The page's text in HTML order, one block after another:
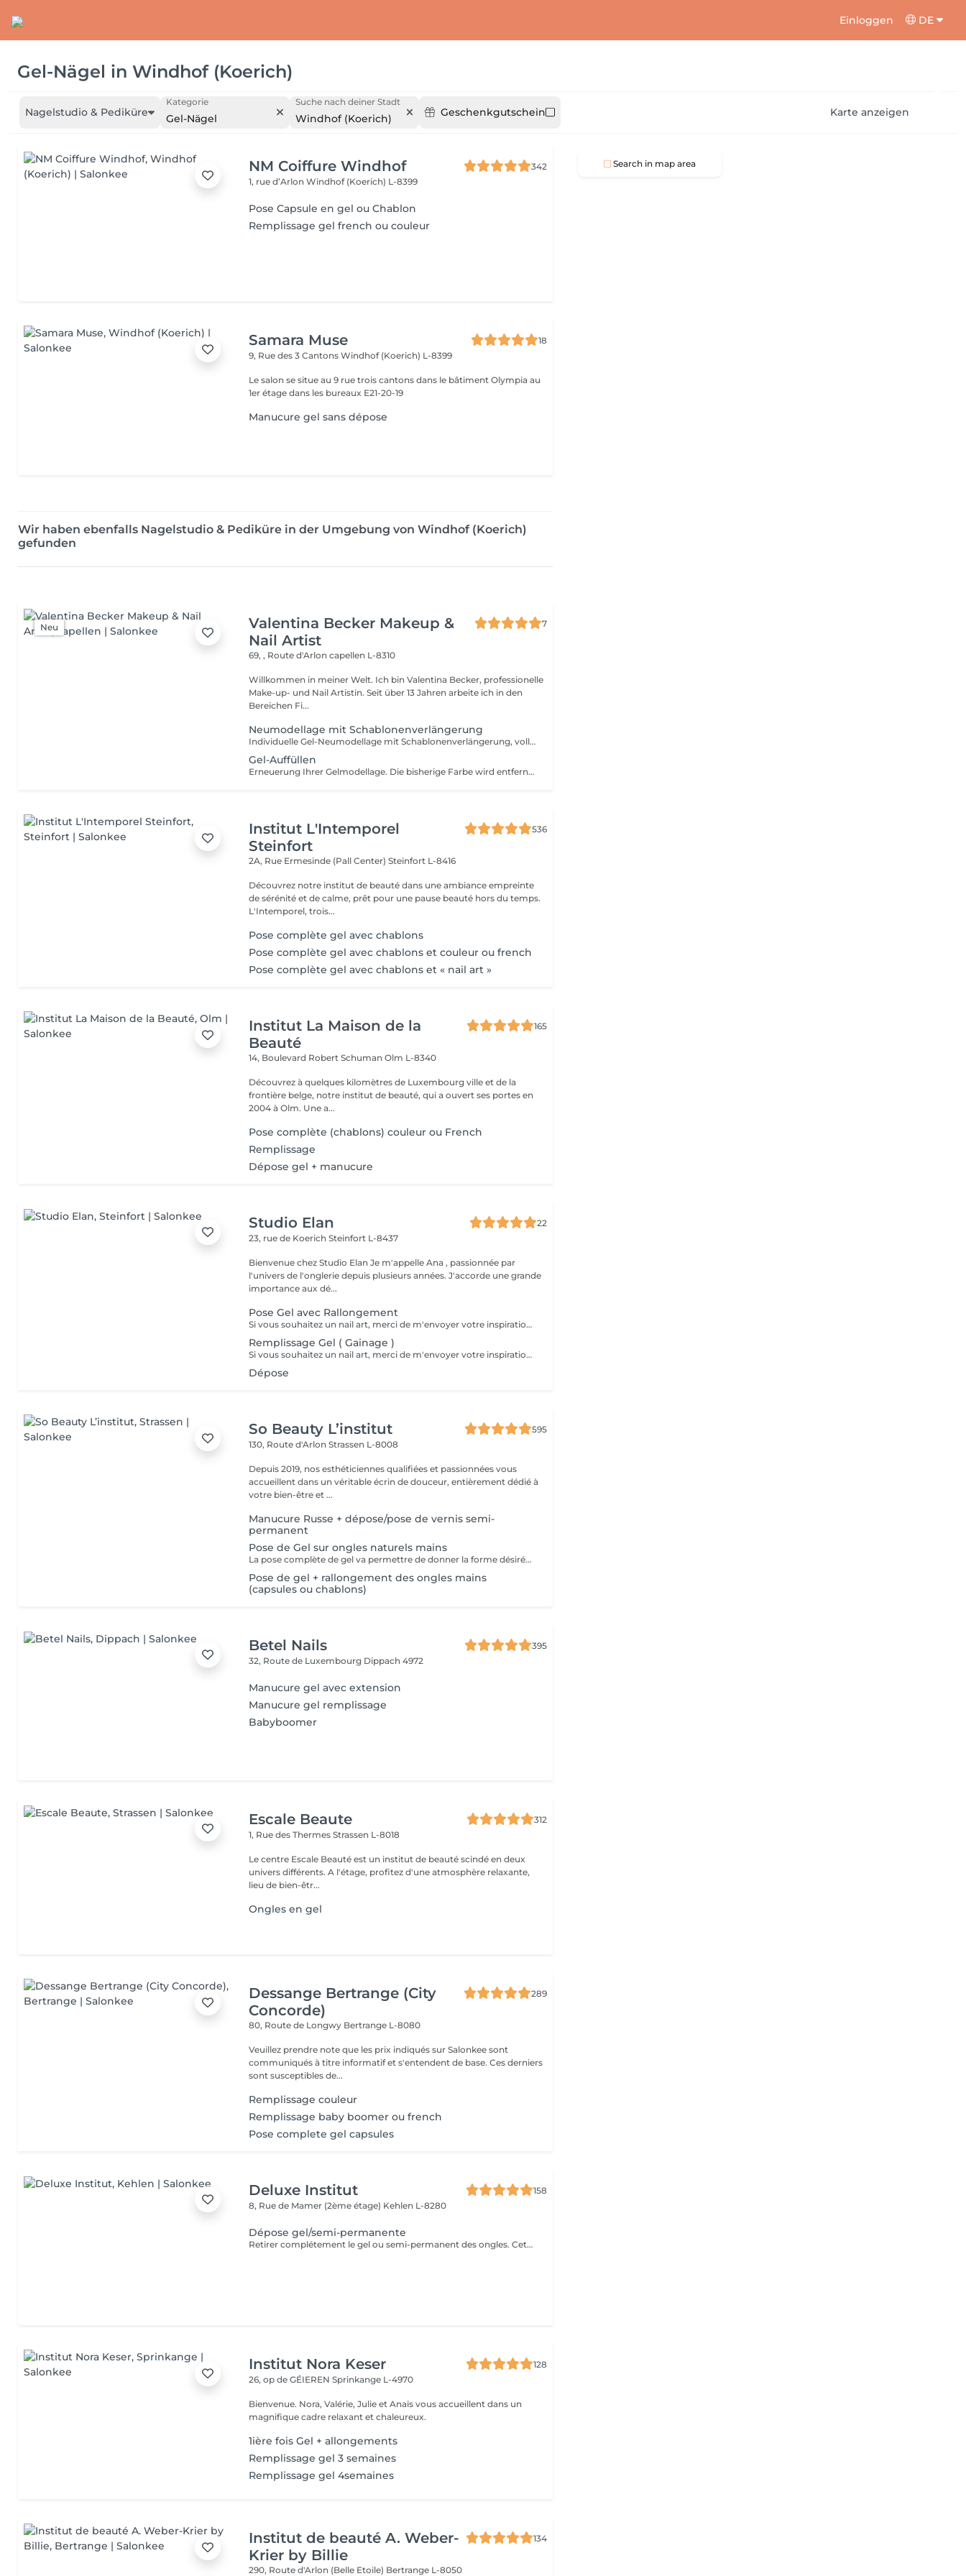
Einloggen DE
Gel-Nägel in Windhof (Koerich)
Nagelstudio & Pediküre
Kategorie
Gel-Nägel
Suche nach deiner Stadt
Windhof (Koerich) Geschenkgutschein Karte anzeigen
NM Coiffure Windhof
342
1, rue d’ArlonWindhof (Koerich) L-8399
Pose Capsule en gel ou Chablon
Remplissage gel french ou couleur
Samara Muse
18
9, Rue des 3 CantonsWindhof (Koerich) L-8399
Le salon se situe au 9 rue trois cantons dans le bâtiment Olympia au
1er étage dans les bureaux E21-20-19
Manucure gel sans dépose
Wir haben ebenfalls Nagelstudio & Pediküre in der Umgebung von Windhof (Koerich)
gefunden
Neu
Valentina Becker Makeup &
Nail Artist
7
69, , Route d'Arloncapellen L-8310
Willkommen in meiner Welt. Ich bin Valentina Becker, professionelle
Make-up- und Nail Artistin. Seit über 13 Jahren arbeite ich in den
Bereichen Fi...
Neumodellage mit Schablonenverlängerung
Individuelle Gel-Neumodellage mit Schablonenverlängerung, vollständig nach Maß gefertigt. Diese Technik wird ohne Tips gearbeitet und ermöglicht stabile, elegante und natürlich wirkende Nägel in der gewünschten Länge und Form.
Gel-Auffüllen
Erneuerung Ihrer Gelmodellage. Die bisherige Farbe wird entfernt, die Modellage und Länge bei Bedarf neu aufgebaut und anschließend mit einer neuen Farbe oder einem neuen Design nach Ihren Wünschen gestaltet.
Institut L'Intemporel
Steinfort
536
2A, Rue Ermesinde (Pall Center)Steinfort L-8416
Découvrez notre institut de beauté dans une ambiance empreinte
de sérénité et de calme, prêt pour une pause beauté hors du temps.
L'Intemporel, trois...
Pose complète gel avec chablons
Pose complète gel avec chablons et couleur ou french
Pose complète gel avec chablons et « nail art »
Institut La Maison de la
Beauté
165
14, Boulevard Robert SchumanOlm L-8340
Découvrez à quelques kilomètres de Luxembourg ville et de la
frontière belge, notre institut de beauté, qui a ouvert ses portes en
2004 à Olm. Une a...
Pose complète (chablons) couleur ou French
Remplissage
Dépose gel + manucure
Studio Elan
22
23, rue de KoerichSteinfort L-8437
Bienvenue chez Studio Elan Je m'appelle Ana , passionnée par
l'univers de l'onglerie depuis plusieurs années. J'accorde une grande
importance aux dé...
Pose Gel avec Rallongement
Si vous souhaitez un nail art, merci de m'envoyer votre inspiration avant de réserver le rendez-vous. Chaque design demande un temps différent, je dois donc adapter le créneau en conséquence. Sans le temps prévu lors de la réservation, je ne pourrai malheureusement pas réaliser de nail art le jour du rendez-vous. Merci de votre compréhension !
Remplissage Gel ( Gainage )
Si vous souhaitez un nail art, merci de m'envoyer votre inspiration avant de réserver le rendez-vous. Chaque design demande un temps différent, je dois donc adapter le créneau en conséquence. Sans le temps prévu lors de la réservation, je ne pourrai malheureusement pas réaliser de nail art le jour du rendez-vous. Merci de votre compréhension !
Dépose
So Beauty L’institut
595
130, Route d'ArlonStrassen L-8008
Depuis 2019, nos esthéticiennes qualifiées et passionnées vous
accueillent dans un véritable écrin de douceur, entièrement dédié à
votre bien-être et ...
Manucure Russe + dépose/pose de vernis semi-
permanent
Pose de Gel sur ongles naturels mains
La pose complète de gel va permettre de donner la forme désirée en rallongeant (ou pas) les ongles (préalablement préparés) soit par la technique du chablon (rallongement au gel) soit par les capsules. Ensuite vient la pose du gel qui sera façonné et enfin la pose de la couleur ou de la French.
Pose de gel + rallongement des ongles mains
(capsules ou chablons)
Betel Nails
395
32, Route de Luxembourg Dippach 4972
Manucure gel avec extension
Manucure gel remplissage
Babyboomer
Escale Beaute
312
1, Rue des ThermesStrassen L-8018
Le centre Escale Beauté est un institut de beauté scindé en deux
univers différents. A l'étage, profitez d'une atmosphère relaxante,
lieu de bien-êtr...
Ongles en gel
Dessange Bertrange (City
Concorde)
289
80, Route de Longwy Bertrange L-8080
Veuillez prendre note que les prix indiqués sur Salonkee sont
communiqués à titre informatif et s'entendent de base. Ces derniers
sont susceptibles de...
Remplissage couleur
Remplissage baby boomer ou french
Pose complete gel capsules
Deluxe Institut
158
8, Rue de Mamer (2ème étage) Kehlen L-8280
Dépose gel/semi-permanente
Retirer complétement le gel ou semi-permanent des ongles. Cette dépose est réalisée correctement pour éviter d'endommager la couche naturelle de l'ongle. Manucure pas prévue.
Institut Nora Keser
128
26, op de GÉIERENSprinkange L-4970
Bienvenue. Nora, Valérie, Julie et Anaïs vous accueillent dans un
magnifique cadre relaxant et chaleureux.
1ière fois Gel + allongements
Remplissage gel 3 semaines
Remplissage gel 4semaines
Institut de beauté A. Weber-
Krier by Billie
134
290, Route d'Arlon (Belle Etoile) Bertrange L-8050
Search in map area